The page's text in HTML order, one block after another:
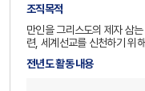
조직목적
만인을 그리스도의 제자 삼
련, 세계선교를 신천하기 위
전년도 활동 내용